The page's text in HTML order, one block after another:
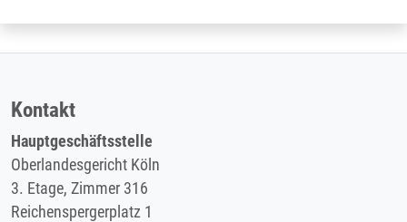
Kontakt
Hauptgeschäftsstelle
Oberlandesgericht Köln
3. Etage, Zimmer 316
Reichenspergerplatz 1